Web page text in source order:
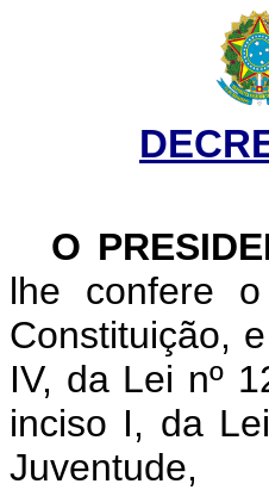
O
lhe confere
Constituição,
IV, da Lei nº
inciso I, da
Juventude,